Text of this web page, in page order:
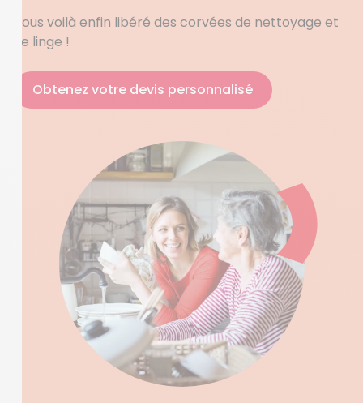
Vous voilà enfin libéré des corvées de nettoyage et
de linge !
Obtenez votre devis personnalisé